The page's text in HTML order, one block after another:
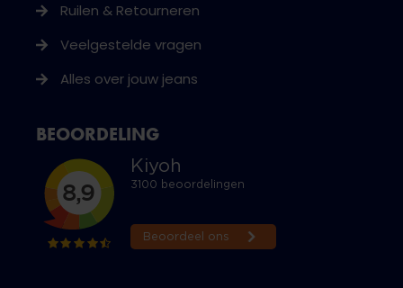
Ruilen & Retourneren
Veelgestelde vragen
Alles over jouw jeans
BEOORDELING